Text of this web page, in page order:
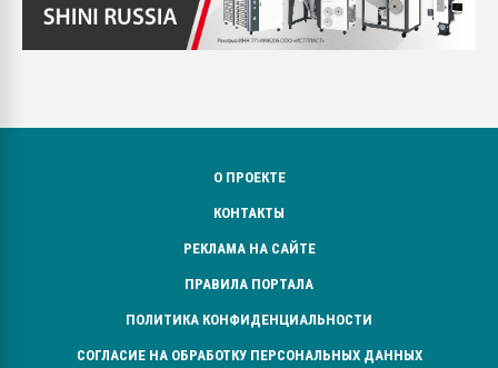
О ПРОЕКТЕ
КОНТАКТЫ
РЕКЛАМА НА САЙТЕ
ПРАВИЛА ПОРТАЛА
ПОЛИТИКА КОНФИДЕНЦИАЛЬНОСТИ
СОГЛАСИЕ НА ОБРАБОТКУ ПЕРСОНАЛЬНЫХ ДАННЫХ